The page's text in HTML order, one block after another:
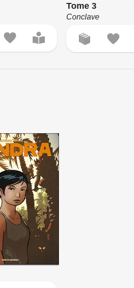
Tome 3
Conclave